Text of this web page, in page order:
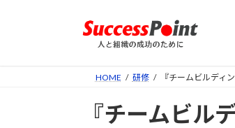
HOME 研修 『チームビルディ
『チームビル